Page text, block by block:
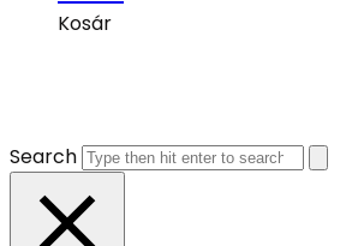
Kosár
Search